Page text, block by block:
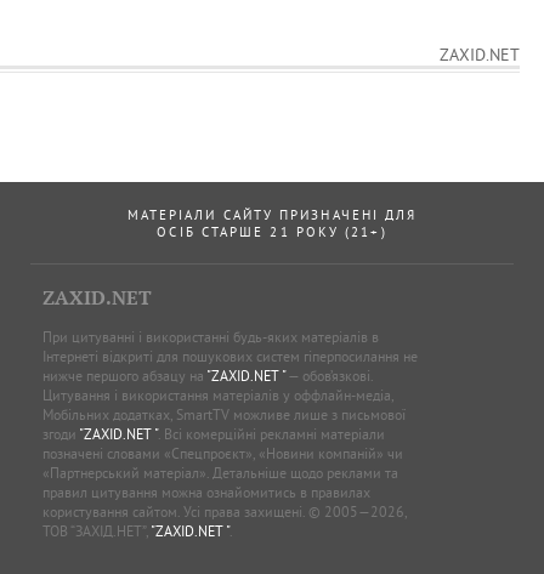
ZAXID.NET
МАТЕРІАЛИ САЙТУ ПРИЗНАЧЕНІ ДЛЯ
ОСІБ СТАРШЕ 21 РОКУ (21+)
ZAXID.NET
При цитуванні і використанні будь-яких матеріалів в
Інтернеті відкриті для пошукових систем гіперпосилання не
нижче першого абзацу на "ZAXID.NET "— обов’язкові.
Цитування і використання матеріалів у оффлайн-медіа,
Мобільних додатках, SmartTV можливе лише з письмової
згоди "ZAXID.NET ". Всі комерційні рекламні матеріали
позначені словами «Спецпроєкт», «Новини компаній» чи
«Партнерський матеріал». Детальніше щодо реклами та
правил цитування можна ознайомитись в правилах
користування сайтом. Усі права захищені. © 2005—2026,
ТОВ “ЗАХІД.НЕТ”, "ZAXID.NET ".